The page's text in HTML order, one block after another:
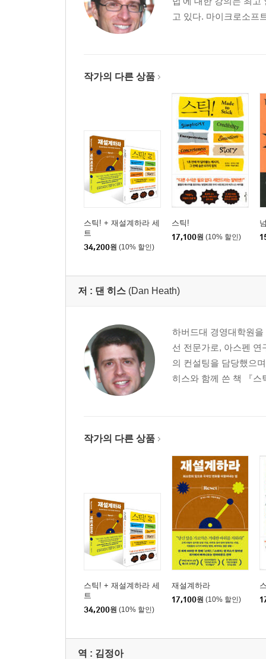
고 있다. 마이크로소프
작가의 다른 상품
스틱! + 재설계하라 세
트
34,200원 (10% 할인)
스틱!
17,100원 (10% 할인)
저 : 댄 히스 (Dan Heath)
하버드대 경영대학원
선 전문가로, 아스펜
의 컨설팅을 담당했으
히스와 함께 쓴 책 『스
작가의 다른 상품
스틱! + 재설계하라 세
트
34,200원 (10% 할인)
재설계하라
17,100원 (10% 할인)
역 : 김정아